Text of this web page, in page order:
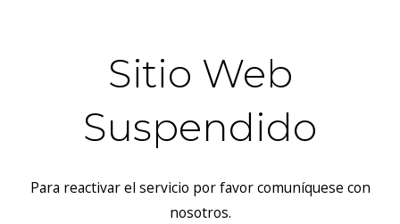
Sitio Web
Suspendido
Para reactivar el servicio por favor comuníquese con
nosotros.